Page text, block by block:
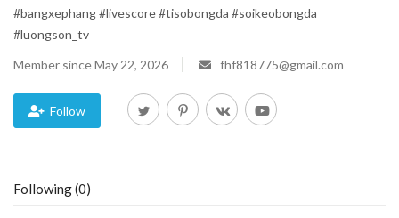
News
Business
#bangxephang #livescore #tisobongda #soikeobongda
#luongson_tv
Member since May 22, 2026
fhf818775@gmail.com
Follow
Following (0)